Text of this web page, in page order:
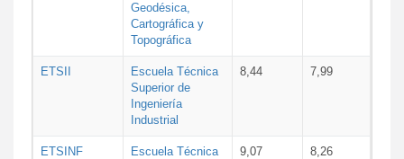
Geodésica,
Cartográfica y
Topográfica
ETSII
Escuela Técnica
Superior de
Ingeniería
Industrial
8,44 7,99
ETSINF
Escuela Técnica
9,07 8,26